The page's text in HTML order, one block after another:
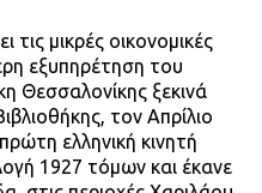
μικρές οικονομικές
εξυπηρέτηση του
Θεσσαλονίκης ξεκινά
τον Απρίλιο
ελληνική κινητή
1927 τόμων και έκανε